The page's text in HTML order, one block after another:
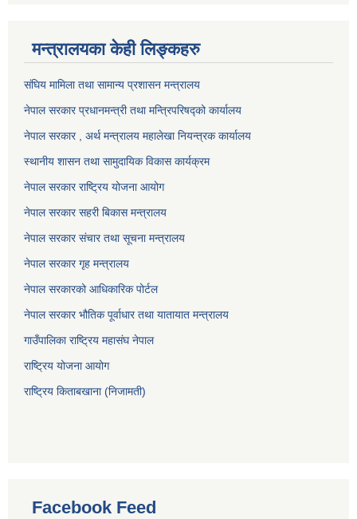
मन्त्रालयका केही लिङ्कहरु
संघिय मामिला तथा सामान्य प्रशासन मन्त्रालय
नेपाल सरकार प्रधानमन्त्री तथा मन्त्रिपरिषद्को कार्यालय
नेपाल सरकार , अर्थ मन्त्रालय महालेखा नियन्त्रक कार्यालय
स्थानीय शासन तथा सामुदायिक विकास कार्यक्रम
नेपाल सरकार राष्ट्रिय योजना आयोग
नेपाल सरकार सहरी बिकास मन्त्रालय
नेपाल सरकार संचार तथा सूचना मन्त्रालय
नेपाल सरकार गृह मन्त्रालय
नेपाल सरकारको आधिकारिक पोर्टल
नेपाल सरकार भौतिक पूर्वाधार तथा यातायात मन्त्रालय
गाउँपालिका राष्ट्रिय महासंघ नेपाल
राष्ट्रिय योजना आयोग
राष्ट्रिय किताबखाना (निजामती)
Facebook Feed